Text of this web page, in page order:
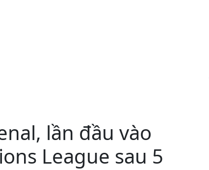
lần đầu vào
League sau 5